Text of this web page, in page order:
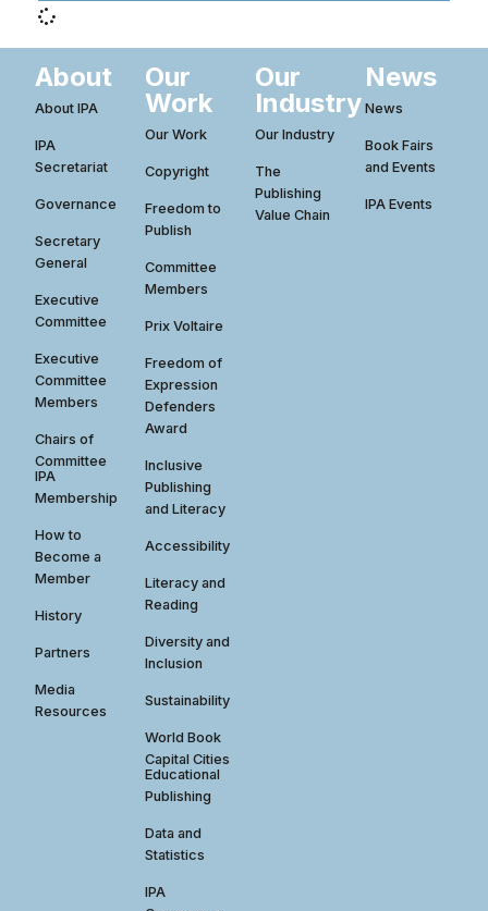
About
About IPA
IPA
Secretariat
Governance
Secretary
General
Executive
Committee
Executive
Committee
Members
Chairs of
Committee
IPA
Membership
How to
Become a
Member
History
Partners
Media
Resources
Our
Work
Our Work
Copyright
Freedom to
Publish
Committee
Members
Prix Voltaire
Freedom of
Expression
Defenders
Award
Inclusive
Publishing
and Literacy
Accessibility
Literacy and
Reading
Diversity and
Inclusion
Sustainability
World Book
Capital Cities
Educational
Publishing
Data and
Statistics
IPA
Our
Industry
Our Industry
The
Publishing
Value Chain
News
News
Book Fairs
and Events
IPA Events